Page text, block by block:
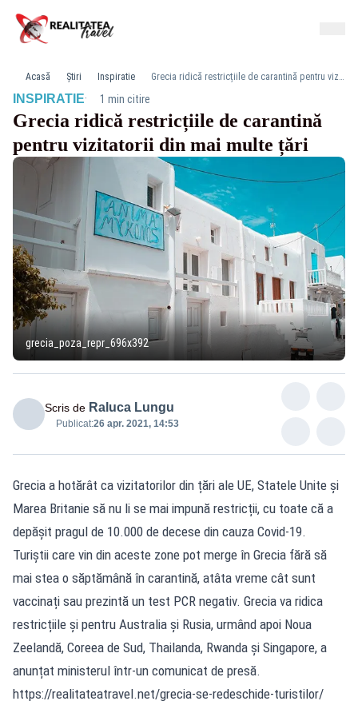
Acasă Știri Inspiratie Grecia ridică restricțiile de carantină pentru vizitatorii din mai multe țări
INSPIRATIE· 1 min citire
Grecia ridică restricțiile de carantină
pentru vizitatorii din mai multe țări
grecia_poza_repr_696x392
Scris de Raluca Lungu
Publicat:26 apr. 2021, 14:53
Grecia a hotărât ca vizitatorilor din țări ale UE, Statele Unite și
Marea Britanie să nu li se mai impună restricții, cu toate că a
depășit pragul de 10.000 de decese din cauza Covid-19.
Turiștii care vin din aceste zone pot merge în Grecia fără să
mai stea o săptămână în carantină, atâta vreme cât sunt
vaccinați sau prezintă un test PCR negativ. Grecia va ridica
restricțiile și pentru Australia și Rusia, urmând apoi Noua
Zeelandă, Coreea de Sud, Thailanda, Rwanda și Singapore, a
anunțat ministerul într-un comunicat de presă.
https://realitateatravel.net/grecia-se-redeschide-turistilor/